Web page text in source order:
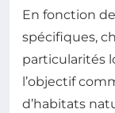
En fonction
spécifiques,
particularités
l’objectif
d’habitats